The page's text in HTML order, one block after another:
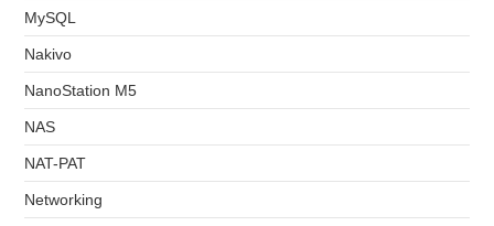
MySQL
Nakivo
NanoStation M5
NAS
NAT-PAT
Networking